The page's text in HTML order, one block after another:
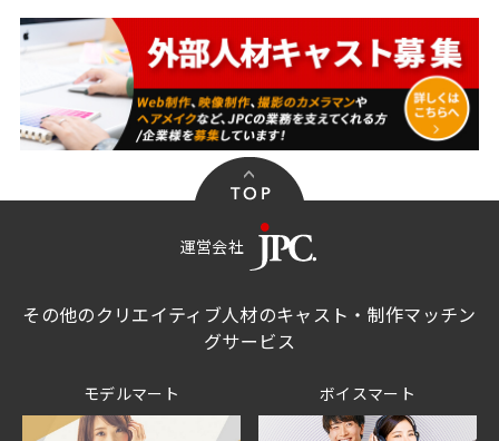
運営会社
その他のクリエイティブ人材のキャスト・制作マッチン
グサービス
モデルマート ボイスマート